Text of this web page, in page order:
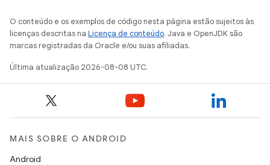
O conteúdo e os exemplos de código nesta página estão sujeitos às
licenças descritas na Licença de conteúdo. Java e OpenJDK são
marcas registradas da Oracle e/ou suas afiliadas.
Última atualização 2026-08-08 UTC.
MAIS SOBRE O ANDROID
Android